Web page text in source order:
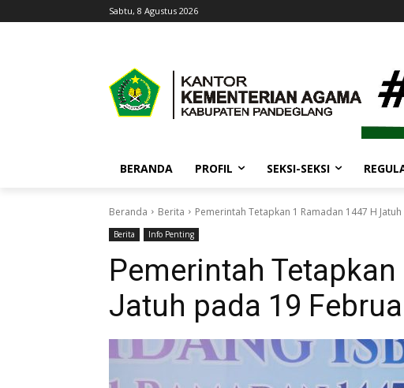
Sabtu, 8 Agustus 2026
BERANDA PROFIL SEKSI-SEKSI
Beranda Berita Pemerintah Tetapkan 1 Ramadan 1447 H
Berita Info Penting
Pemerintah
Jatuh pada 19